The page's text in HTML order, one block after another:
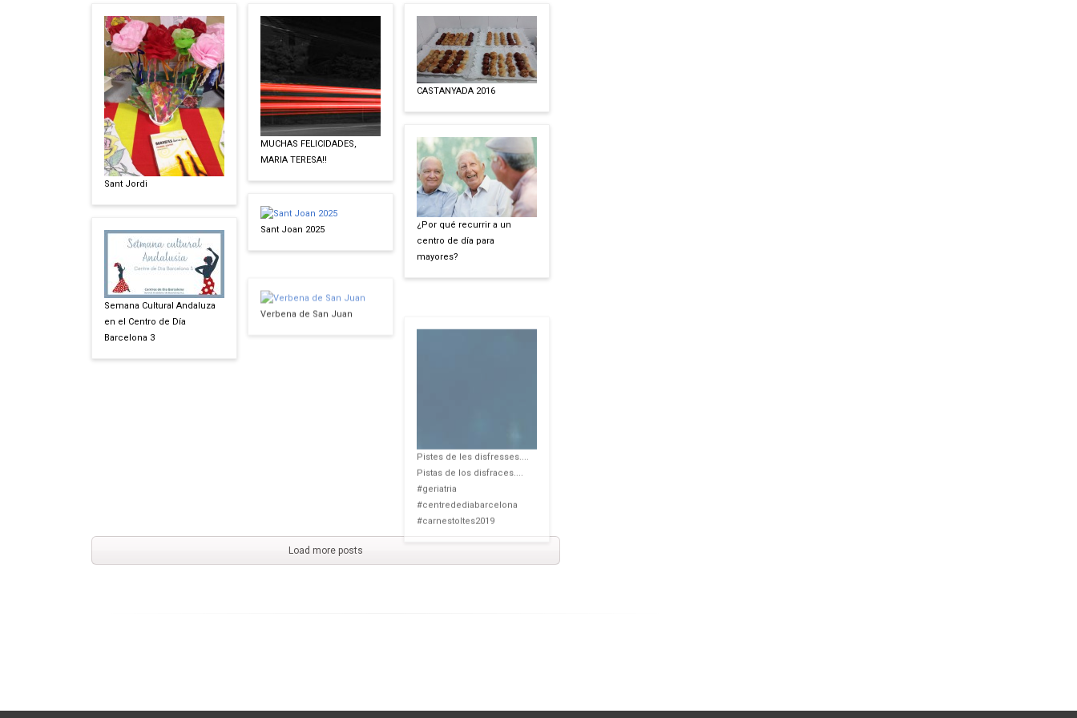
Sant Jordi
Semana Cultural Andaluza
en el Centro de Día
Barcelona 3
MUCHAS FELICIDADES,
MARIA TERESA!!
Sant Joan 2025
Verbena de San Juan
CASTANYADA 2016
¿Por qué recurrir a un
centro de día para
mayores?
Pistas de los disfraces....
#geriatria
#centredediabarcelona
#carnestoltes2019
Load more posts